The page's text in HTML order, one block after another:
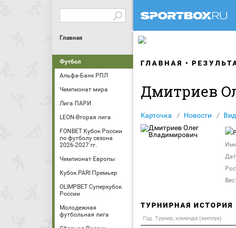
Главная
Футбол
Альфа-Банк РПЛ
Чемпионат мира
Лига ПАРИ
LEON-Вторая лига
FONBET Кубок России
по футболу сезона
2026-2027 гг.
Чемпионат Европы
Кубок PARI Премьер
OLIMPBET Суперкубок
России
Молодежная
футбольная лига
ГЛАВНАЯ
Дмитриев
Карточка Новости
Вес:
ТУРНИРНАЯ ИСТОРИЯ
Год. Турнир, команда (амплуа)